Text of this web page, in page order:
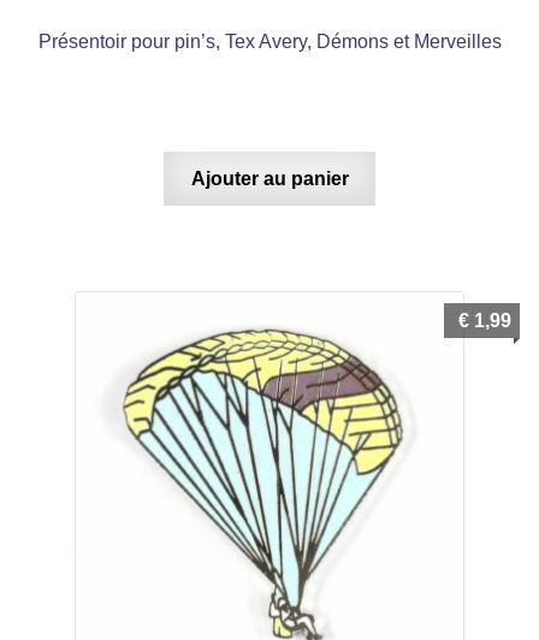
Présentoir pour pin’s, Tex Avery, Démons et Merveilles
Ajouter au panier
€ 1,99